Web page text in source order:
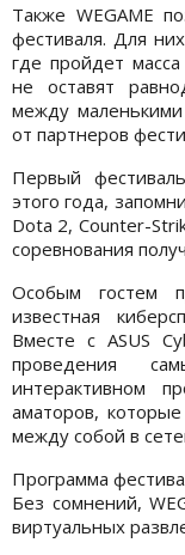
Также WEGAME
фестиваля. Для
где пройдет
не оставят
между
от партнеров
Первый
этого года,
Dota 2, Counter-
соревнования
Особым гостем
известная
Вместе с ASUS
проведения
интерактивном
аматоров,
между собой в
Программа
Без сомнений,
виртуальных